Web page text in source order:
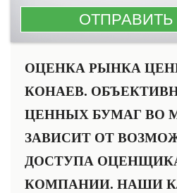
ОЦЕНКА РЫНКА
КОНАЕВ.
ЦЕННЫХ БУМАГ ВО
ЗАВИСИТ ОТ
ДОСТУПА
КОМПАНИИ. НАШИ